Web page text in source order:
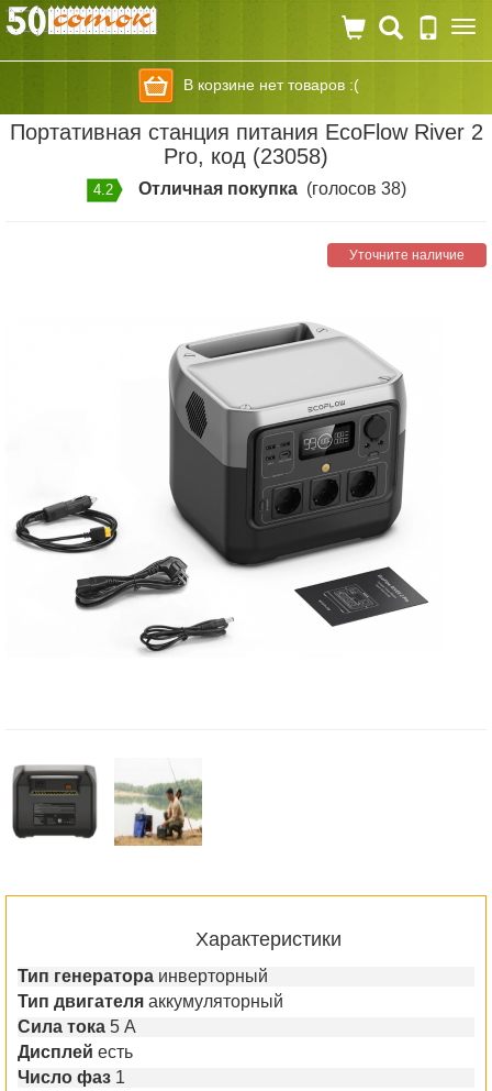
В корзине нет товаров :(
Портативная станция питания EcoFlow River 2
Pro, код (23058)
4.2 Отличная покупка(голосов 38)
Уточните наличие
Характеристики
Тип генератора инверторный
Тип двигателя аккумуляторный
Сила тока 5 А
Дисплей есть
Число фаз 1